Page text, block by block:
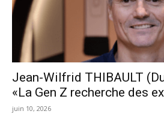
Jean-Wilfrid THIBAULT
«La Gen Z recherche des
juin 10, 2026